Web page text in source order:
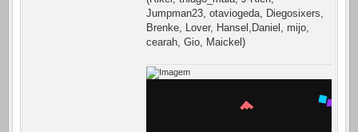
Jumpman23, otaviogeda, Diegosixers,
Brenke, Lover, Hansel,Daniel, mijo,
cearah, Gio, Maickel)